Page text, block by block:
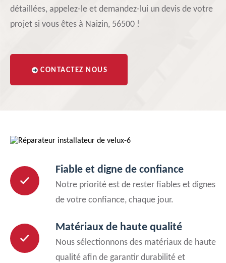
détaillées, appelez-le et demandez-lui un devis de votre
projet si vous êtes à Naizin, 56500 !
CONTACTEZ NOUS
Fiable et digne de confiance
Notre priorité est de rester fiables et dignes
de votre confiance, chaque jour.
Matériaux de haute qualité
Nous sélectionnons des matériaux de haute
qualité afin de garantir durabilité et